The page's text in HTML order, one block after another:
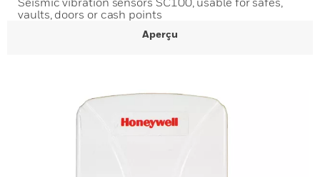
vaults, doors or cash points
Aperçu